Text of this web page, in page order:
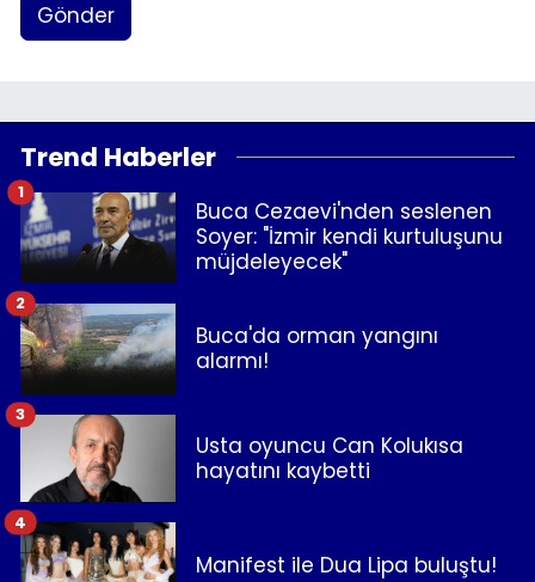
Gönder
Trend Haberler
Buca Cezaevi'nden seslenen
Soyer: "İzmir kendi kurtuluşunu
müjdeleyecek"
1
Buca'da orman yangını
alarmı!
2
Usta oyuncu Can Kolukısa
hayatını kaybetti
3
Manifest ile Dua Lipa buluştu!
4